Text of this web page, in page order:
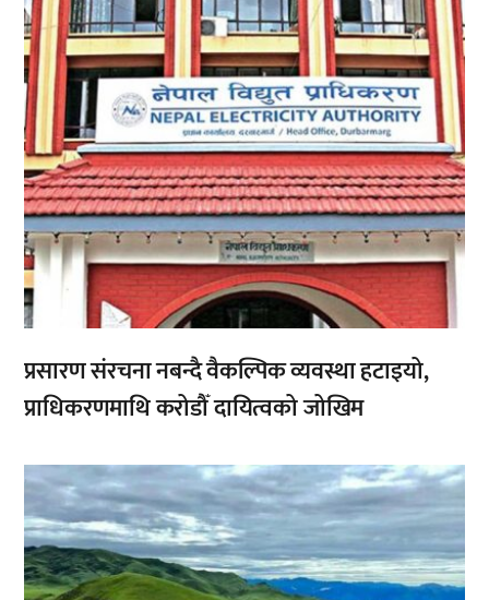
प्रसारण संरचना नबन्दै वैकल्पिक व्यवस्था हटाइयो,
प्राधिकरणमाथि करोडौँ दायित्वको जोखिम
,